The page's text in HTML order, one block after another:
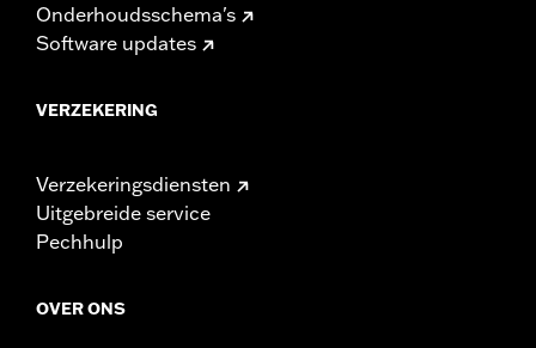
Onderhoudsschema's
Software updates
VERZEKERING
Verzekeringsdiensten
Uitgebreide service
Pechhulp
OVER ONS